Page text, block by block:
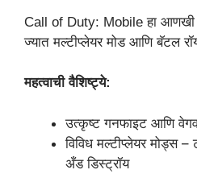
Call of Duty: Mobile हा
ज्यात मल्टीप्लेयर मोड आणि बॅटल
महत्वाची वैशिष्ट्ये:
उत्कृष्ट गनफाइट आणि
विविध मल्टीप्लेयर मोड्स
अँड डिस्ट्रॉय